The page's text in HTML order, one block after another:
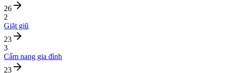
26
2
Giặt giũ
23
3
Cẩm nang gia đình
23